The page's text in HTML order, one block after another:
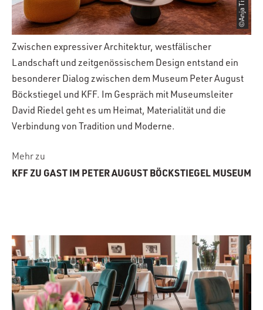
Zwischen expressiver Architektur, westfälischer
Landschaft und zeitgenössischem Design entstand ein
besonderer Dialog zwischen dem Museum Peter August
Böckstiegel und KFF. Im Gespräch mit Museumsleiter
David Riedel geht es um Heimat, Materialität und die
Verbindung von Tradition und Moderne.
Mehr zu
KFF ZU GAST IM PETER AUGUST BÖCKSTIEGEL MUSEUM